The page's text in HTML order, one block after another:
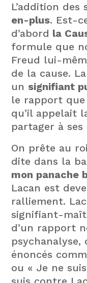
L’addition
en-plus. Est-
d’abord la
formule que
Freud lui-
de la cause.
un signifiant
le rapport
qu’il appelait
partager à ses
On prête au
dite dans la
mon panache
Lacan est
ralliement.
signifiant-
d’un rapport
énoncés
ou « Je ne